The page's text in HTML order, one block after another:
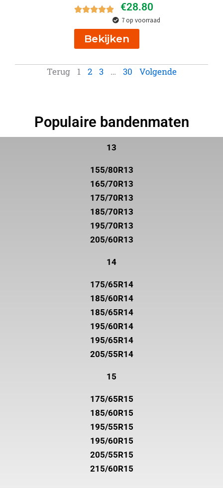
€28.80
7 op voorraad
Bekijken
Terug 1 2 3 … 30 Volgende
Populaire bandenmaten
13
155/80R13
165/70R13
175/70R13
185/70R13
195/70R13
205/60R13
14
175/65R14
185/60R14
185/65R14
195/60R14
195/65R14
205/55R14
15
175/65R15
185/60R15
195/55R15
195/60R15
205/55R15
215/60R15